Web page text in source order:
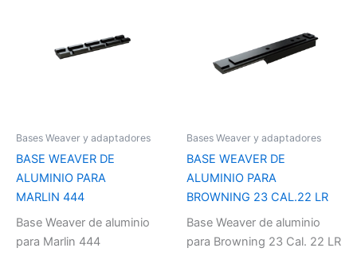
Bases Weaver y adaptadores
BASE WEAVER DE
ALUMINIO PARA
MARLIN 444
Base Weaver de aluminio
para Marlin 444
Bases Weaver y adaptadores
BASE WEAVER DE
ALUMINIO PARA
BROWNING 23 CAL.22 LR
Base Weaver de aluminio
para Browning 23 Cal. 22 LR